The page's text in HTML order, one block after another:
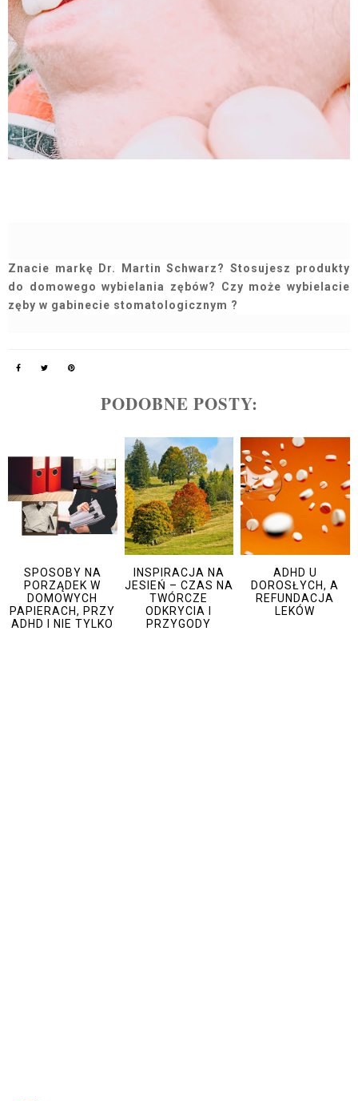
Znacie markę Dr. Martin Schwarz? Stosujesz produkty
do domowego wybielania zębów? Czy może wybielacie
zęby w gabinecie stomatologicznym ?
PODOBNE POSTY:
SPOSOBY NA
PORZĄDEK W
DOMOWYCH
PAPIERACH, PRZY
ADHD I NIE TYLKO
INSPIRACJA NA
JESIEŃ – CZAS NA
TWÓRCZE
ODKRYCIA I
PRZYGODY
ADHD U
DOROSŁYCH, A
REFUNDACJA
LEKÓW